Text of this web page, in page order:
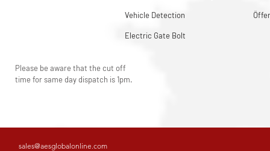
Vehicle Detection
Electric Gate Bolt
Please be aware that the cut off
time for same day dispatch is 1pm.
sales@aesglobalonline.com